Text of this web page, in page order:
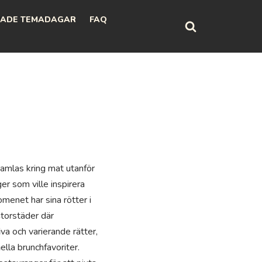
TEMADAGAR
FAQ
kring mat utanför
som ville inspirera
har sina rötter i
där
och varierande rätter,
brunchfavoriter.